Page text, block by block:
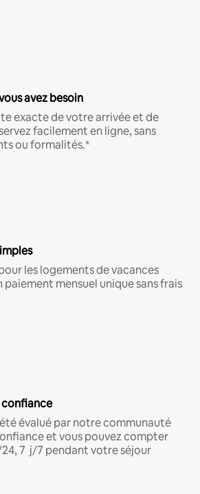
avez besoin
exacte de votre arrivée et de
facilement en ligne, sans
ou formalités.*
les logements de vacances
paiement mensuel unique sans frais
confiance
évalué par notre communauté
et vous pouvez compter
7 j/7 pendant votre séjour